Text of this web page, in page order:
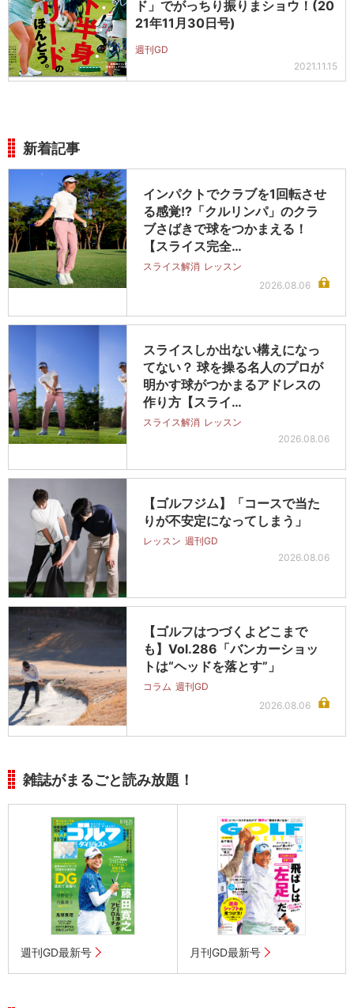
ド」でがっちり振りまショウ！(20
21年11月30日号)
週刊GD
2021.11.15
新着記事
インパクトでクラブを1回転させ
る感覚!?「クルリンパ」のクラ
ブさばきで球をつかまえる！
【スライス完全…
スライス解消 レッスン
2026.08.06
スライスしか出ない構えになっ
てない？ 球を操る名人のプロが
明かす球がつかまるアドレスの
作り方【スライ…
スライス解消 レッスン
2026.08.06
【ゴルフジム】「コースで当た
りが不安定になってしまう」
レッスン 週刊GD
2026.08.06
【ゴルフはつづくよどこまで
も】Vol.286「バンカーショッ
トは“ヘッドを落とす”」
コラム 週刊GD
2026.08.06
雑誌がまるごと読み放題！
週刊GD最新号 月刊GD最新号